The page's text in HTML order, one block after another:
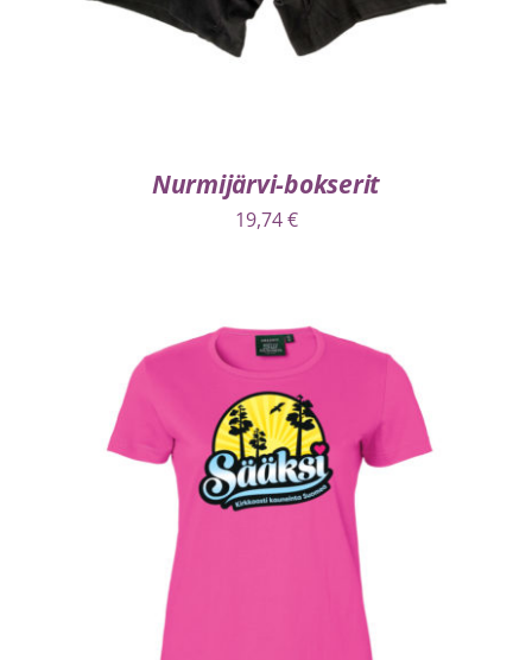
Nurmijärvi-bokserit
19,74€
VALITSE VAIHTOEHDOISTA LISÄTIEDOT